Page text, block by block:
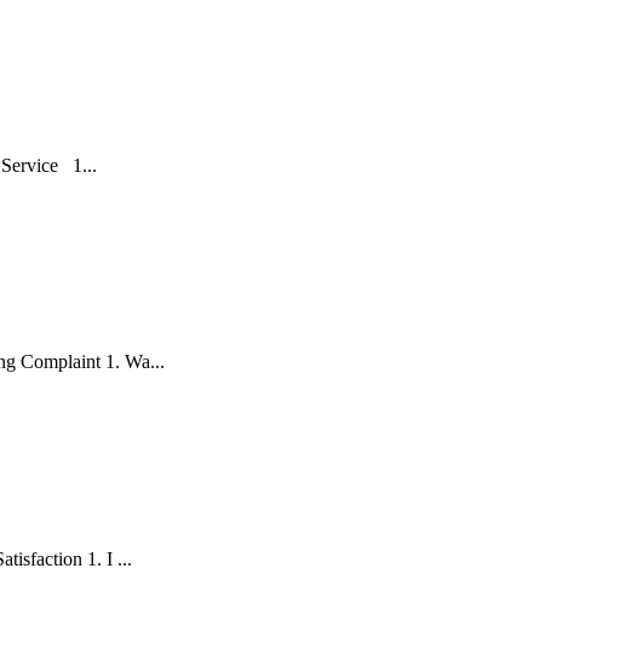
1...
Complaint 1. Wa...
1. I ...